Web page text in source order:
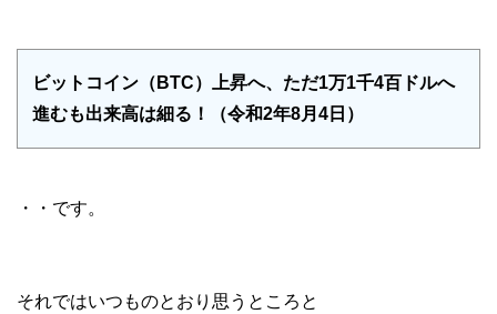
ビットコイン（BTC）上昇へ、ただ1万1千4百ドルへ
進むも出来高は細る！（令和2年8月4日）
・・です。
それではいつものとおり思うところと